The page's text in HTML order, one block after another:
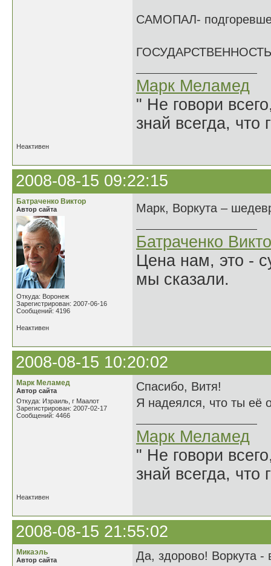
САМОПАЛ-
Марк Меламед
" Не говори
знай всегда, что
Неактивен
2008-08-15 09:22:15
Батраченко Виктор
Автор сайта
Откуда: Воронеж
Зарегистрирован: 2007-06-16
Сообщений: 4196
Марк, Воркута –
Батраченко
Цена нам, это -
мы сказали.
Неактивен
2008-08-15 10:20:02
Марк Меламед
Автор сайта
Откуда: Израиль, г Маалот
Зарегистрирован: 2007-02-17
Сообщений: 4466
Спасибо, Витя!
Я надеялся, что ты её
Марк Меламед
" Не говори
знай всегда, что
Неактивен
2008-08-15 21:55:02
Микаэль
Автор сайта
Да, здорово! Воркута -